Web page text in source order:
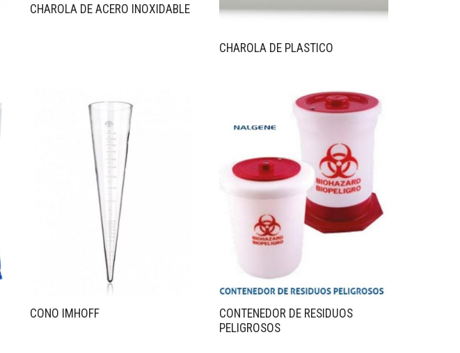
CHAROLA DE ACERO INOXIDABLE
CHAROLA DE PLASTICO
CONO IMHOFF
CONTENEDOR DE RESIDUOS
PELIGROSOS